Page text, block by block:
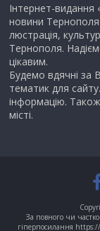
Інтернет-видання
новини Тернополя
люстрація,
Тернополя.
цікавим.
Будемо вдячні за
тематик для
інформацію.
місті.
За повного чи
гіперпосилання https://